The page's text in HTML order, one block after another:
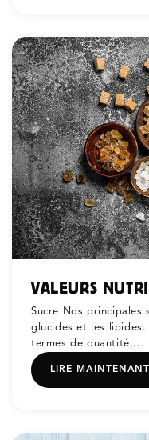
VALEURS
Sucre Nos principales
glucides et les lipides.
termes de quantité,...
LIRE MAINTENANT